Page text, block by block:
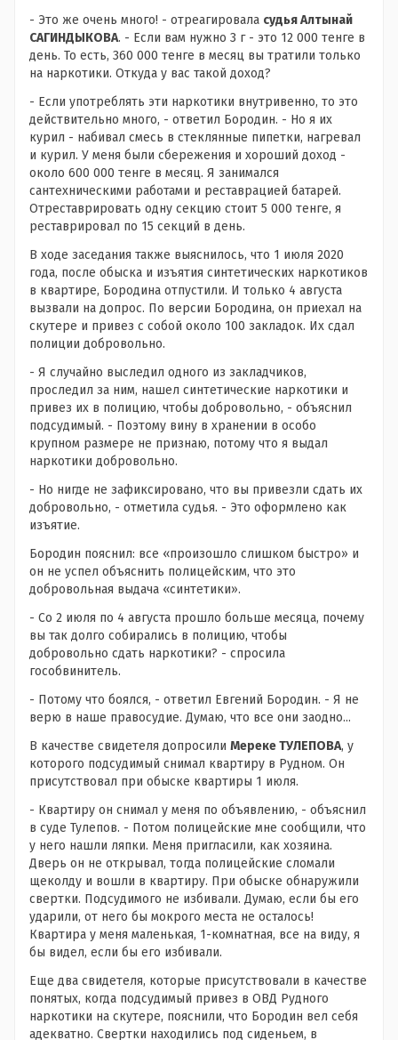
- Это же очень много! - отреагировала судья Алтынай
САГИНДЫКОВА. - Если вам нужно 3 г - это 12 000 тенге в
день. То есть, 360 000 тенге в месяц вы тратили только
на наркотики. Откуда у вас такой доход?
- Если употреблять эти наркотики внутривенно, то это
действительно много, - ответил Бородин. - Но я их
курил - набивал смесь в стеклянные пипетки, нагревал
и курил. У меня были сбережения и хороший доход -
около 600 000 тенге в месяц. Я занимался
сантехническими работами и реставрацией батарей.
Отреставрировать одну секцию стоит 5 000 тенге, я
реставрировал по 15 секций в день.
В ходе заседания также выяснилось, что 1 июля 2020
года, после обыска и изъятия синтетических наркотиков
в квартире, Бородина отпустили. И только 4 августа
вызвали на допрос. По версии Бородина, он приехал на
скутере и привез с собой около 100 закладок. Их сдал
полиции добровольно.
- Я случайно выследил одного из закладчиков,
проследил за ним, нашел синтетические наркотики и
привез их в полицию, чтобы добровольно, - объяснил
подсудимый. - Поэтому вину в хранении в особо
крупном размере не признаю, потому что я выдал
наркотики добровольно.
- Но нигде не зафиксировано, что вы привезли сдать их
добровольно, - отметила судья. - Это оформлено как
изъятие.
Бородин пояснил: все «произошло слишком быстро» и
он не успел объяснить полицейским, что это
добровольная выдача «синтетики».
- Со 2 июля по 4 августа прошло больше месяца, почему
вы так долго собирались в полицию, чтобы
добровольно сдать наркотики? - спросила
гособвинитель.
- Потому что боялся, - ответил Евгений Бородин. - Я не
верю в наше правосудие. Думаю, что все они заодно...
В качестве свидетеля допросили Мереке ТУЛЕПОВА, у
которого подсудимый снимал квартиру в Рудном. Он
присутствовал при обыске квартиры 1 июля.
- Квартиру он снимал у меня по объявлению, - объяснил
в суде Тулепов. - Потом полицейские мне сообщили, что
у него нашли ляпки. Меня пригласили, как хозяина.
Дверь он не открывал, тогда полицейские сломали
щеколду и вошли в квартиру. При обыске обнаружили
свертки. Подсудимого не избивали. Думаю, если бы его
ударили, от него бы мокрого места не осталось!
Квартира у меня маленькая, 1-комнатная, все на виду, я
бы видел, если бы его избивали.
Еще два свидетеля, которые присутствовали в качестве
понятых, когда подсудимый привез в ОВД Рудного
наркотики на скутере, пояснили, что Бородин вел себя
адекватно. Свертки находились под сиденьем, в